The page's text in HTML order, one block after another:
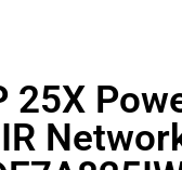
25X